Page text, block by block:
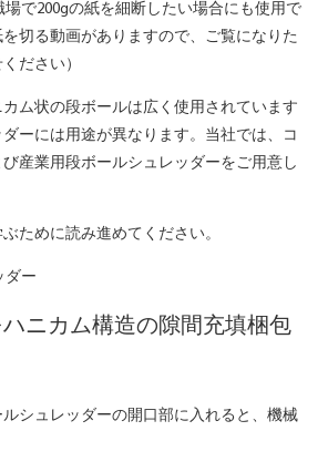
で200gの紙を細断したい場合にも使用で
切る動画がありますので、ご覧になりた
ださい）
ム状の段ボールは広く使用されています
ーには用途が異なります。当社では、コ
産業用段ボールシュレッダーをご用意し
ために読み進めてください。
ニカム構造の隙間充填梱包
シュレッダーの開口部に入れると、機械